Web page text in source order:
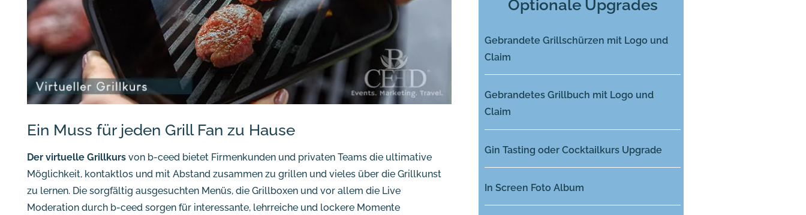
Ein Muss für jeden Grill Fan zu Hause
Der virtuelle Grillkurs von b-ceed bietet Firmenkunden und privaten Teams die ultimative
Möglichkeit, kontaktlos und mit Abstand zusammen zu grillen und vieles über die Grillkunst
zu lernen. Die sorgfältig ausgesuchten Menüs, die Grillboxen und vor allem die Live
Moderation durch b-ceed sorgen für interessante, lehrreiche und lockere Momente
Optionale Upgrades
Gebrandete Grillschürzen mit Logo und
Claim
Gebrandetes Grillbuch mit Logo und
Claim
Gin Tasting oder Cocktailkurs Upgrade
In Screen Foto Album